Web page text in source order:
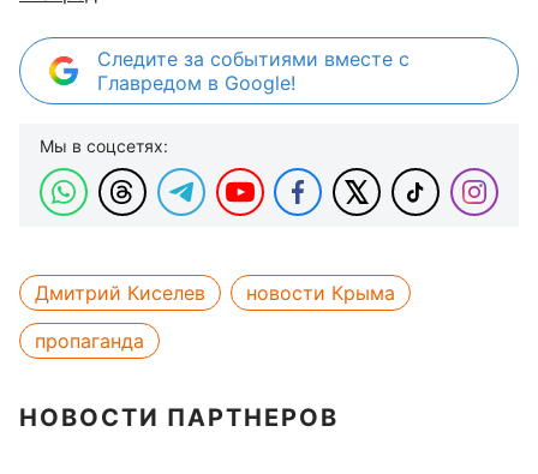
Следите за событиями вместе с
Главредом в Google!
Мы в соцсетях:
Дмитрий Киселев
новости Крыма
пропаганда
НОВОСТИ ПАРТНЕРОВ